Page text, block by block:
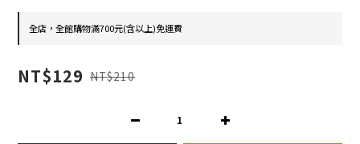
全店，全館購物滿700元(含以上)免運費
NT$129 NT$210